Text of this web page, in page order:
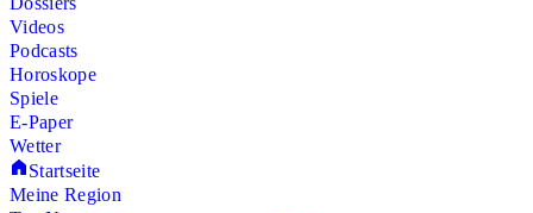
Videos
Podcasts
Horoskope
Spiele
E-Paper
Wetter
Startseite
Meine Region